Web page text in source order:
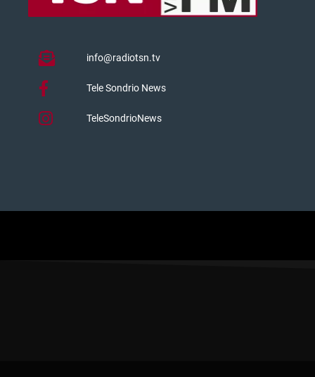
info@radiotsn.tv
Tele Sondrio News
TeleSondrioNews